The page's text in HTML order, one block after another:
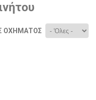
ΟΧΉΜΑΤΟΣ